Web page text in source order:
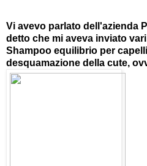
Vi avevo parlato dell'azienda
detto che mi aveva inviato
Shampoo equilibrio per
desquamazione della cute,